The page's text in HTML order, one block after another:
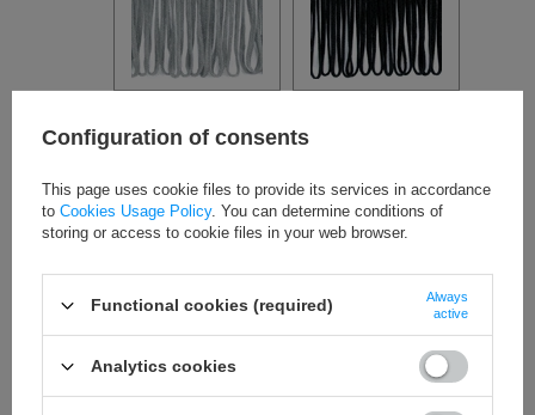
ОТПРАВКА:
в среду
НАША ЦЕНА:
34,60 €
/упаковка
Добавить в корзину
Добавить в наблюдаемые
Configuration of consents
This page uses cookie files to provide its services in accordance
to Cookies Usage Policy. You can determine conditions of
storing or access to cookie files in your web browser.
Functional cookies (required)
Always
active
Analytics cookies